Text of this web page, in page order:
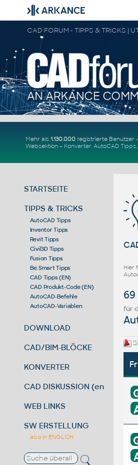
Mehr als 1.130.000registrierte Benutzer
Websektion – Konverter. AutoCAD Tipps,
STARTSEITE
TIPPS & TRICKS
AutoCAD Tipps
Inventor Tipps
Revit Tipps
Civil3D Tipps
Fusion Tipps
Be.Smart Tipps
CAD Tipps (EN)
CAD Produkt-Code (EN)
AutoCAD-Befehle
AutoCAD-Variablen
DOWNLOAD
CAD/BIM-BLÖCKE
KONVERTER
CAD DISKUSSION (en)
WEB LINKS
SW ERSTELLUNG
also in ENGLISH
Hier
69
für